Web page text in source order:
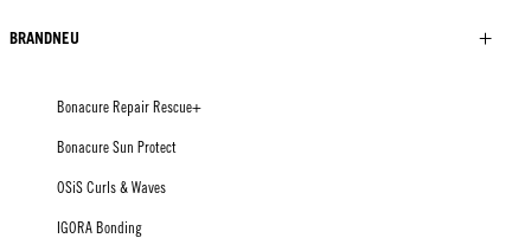
BRANDNEU
Bonacure Repair Rescue+
Bonacure Sun Protect
OSiS Curls & Waves
IGORA Bonding